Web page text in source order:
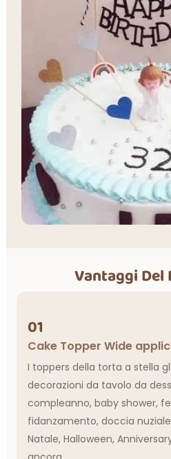
Vantaggi
01
Cake Topper Wide
I toppers della torta a stella
decorazioni da tavolo da
compleanno, baby shower,
fidanzamento, doccia
Natale, Halloween,